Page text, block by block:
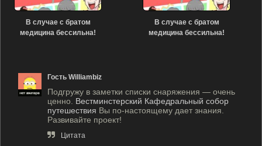
В случае с братом
медицина бессильна!
В случае с братом
медицина бессильна!
Гость Williambiz
Подгружу в заметки списки снаряжения — очень
ценно. Вестминстерский Кафедральный собор
путешествия Вы по-настоящему дает знания.
Развивайте проект!
Цитата